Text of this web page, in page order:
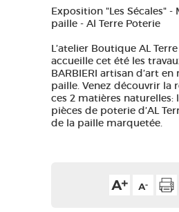
EDUCATIF GR 65
Exposition "Les Sécales"
paille - Al Terre Poterie
L’atelier Boutique AL
accueille cet été les
BARBIERI artisan d’art
paille. Venez découvrir la
ces 2 matières naturelles:
pièces de poterie d’AL
de la paille marquetée.